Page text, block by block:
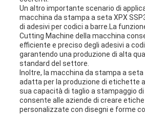
Un altro importante scenario di
macchina da stampa a seta XPX
di adesivi per codici a barre.La
Cutting Machine della macchina
efficiente e preciso degli adesivi a
garantendo una produzione di alta
standard del settore.
Inoltre, la macchina da stampa a seta
adatta per la produzione di etichette
sua capacità di taglio a stampaggio
consente alle aziende di creare
personalizzate con disegni e forme